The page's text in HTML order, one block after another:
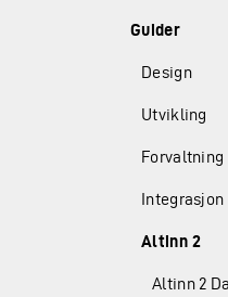
Guider
Design
Utvikling
Forvaltning
Integrasjon
Altinn 2
Altinn 2